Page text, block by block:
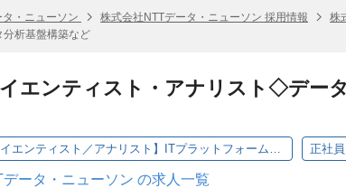
・ニューソン 株式会社NTTデータ・ニューソン 採用情報 株
分析基盤構築など
エンティスト・アナリスト◇デー
24.【データサイエンティスト／アナリスト】ITプラットフォーム事業部 ビッグデータ統括部 ビッグデータビジネス担当 正社員
ータ・ニューソン の求人一覧